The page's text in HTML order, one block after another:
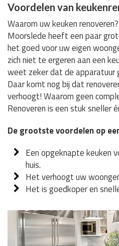
Voordelen van
Waarom uw keuken
Moorslede heeft een paar
het goed voor uw eigen
zich niet te ergeren aan een
weet zeker dat de apparatuur
Daar komt nog bij dat
verhoogt! Waarom geen
Renoveren is een stuk sneller
De grootste voordelen op
Een opgeknapte keuken
huis.
Het verhoogt uw
Het is goedkoper en